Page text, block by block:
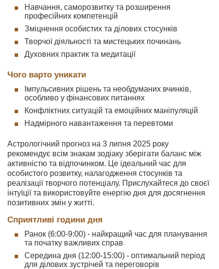
Навчання, саморозвитку та розширення
професійних компетенцій
Зміцнення особистих та ділових стосунків
Творчої діяльності та мистецьких починань
Духовних практик та медитації
Чого варто уникати
Імпульсивних рішень та необдуманих вчинків,
особливо у фінансових питаннях
Конфліктних ситуацій та емоційних маніпуляцій
Надмірного навантаження та перевтоми
Астрологічний прогноз на 3 липня 2025 року
рекомендує всім знакам зодіаку зберігати баланс між
активністю та відпочинком. Це ідеальний час для
особистого розвитку, налагодження стосунків та
реалізації творчого потенціалу. Прислухайтеся до своєї
інтуїції та використовуйте енергію дня для досягнення
позитивних змін у житті.
Сприятливі години дня
Ранок (6:00-9:00) - найкращий час для планування
та початку важливих справ
Середина дня (12:00-15:00) - оптимальний період
для ділових зустрічей та переговорів